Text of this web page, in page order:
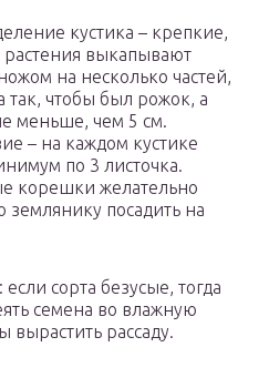
кустика – крепкие,
выкапывают
на несколько частей,
чтобы был рожок, а
меньше, чем 5 см.
– на каждом кустике
по 3 листочка.
корешки желательно
землянику посадить на
сорта безусые, тогда
семена во влажную
вырастить рассаду.